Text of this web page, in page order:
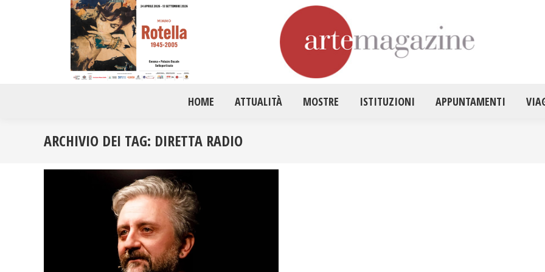
HOME ATTUALITÀ MOSTRE ISTITUZIONI APPUNTAMENTI
ARCHIVIO DEI TAG: DIRETTA RADIO
HOME